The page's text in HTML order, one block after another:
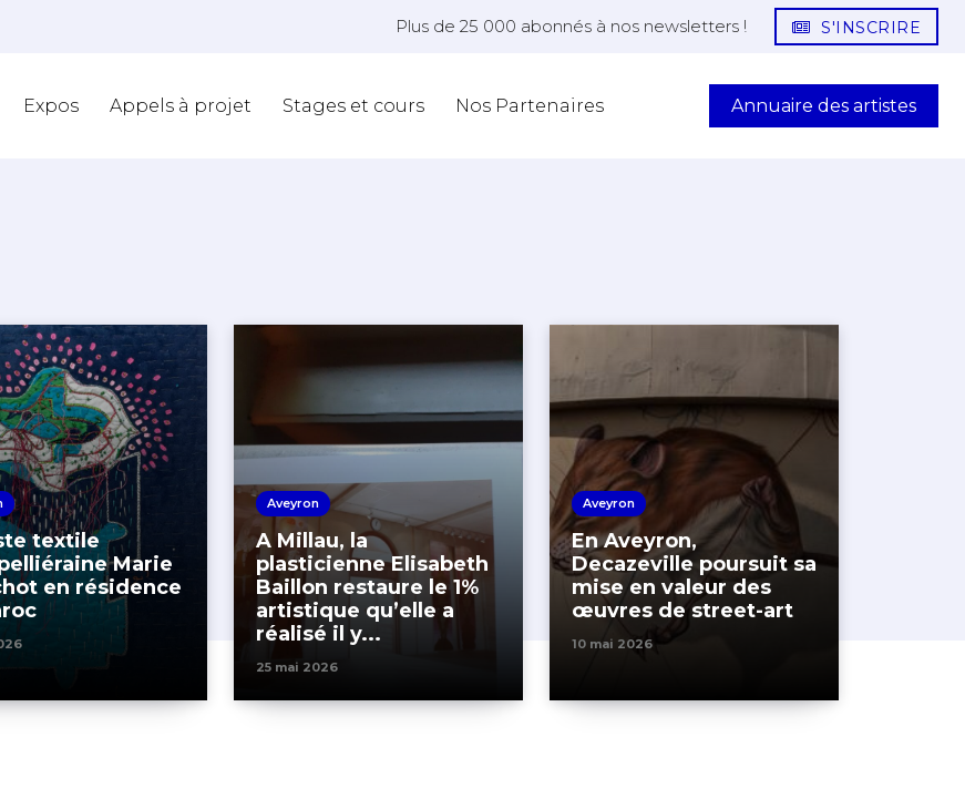
Plus de 25 000 abonnés à nos newsletters ! S'INSCRIRE
Expos Appels à projet Stages et cours Nos Partenaires Annuaire des artistes
textile
Marie
en résidence
Aveyron
A Millau, la
plasticienne Elisabeth
Baillon restaure le 1%
artistique qu’elle a
réalisé il y...
25 mai 2026
Aveyron
En Aveyron,
Decazeville poursuit sa
mise en valeur des
œuvres de street-art
10 mai 2026